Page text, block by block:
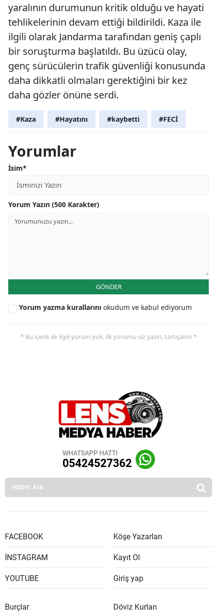
yaralının durumunun kritik olduğu ve hayati
tehlikelerinin devam ettiği bildirildi. Kaza ile
ilgili olarak Jandarma tarafından geniş çaplı
bir soruşturma başlatıldı. Bu üzücü olay,
genç sürücülerin trafik güvenliği konusunda
daha dikkatli olmaları gerektiğini bir kez
daha gözler önüne serdi.
#Kaza #Hayatını #kaybetti #FECİ
Yorumlar
İsim*
Yorum Yazın (500 Karakter)
GÖNDER
Yorum yazma kurallarını okudum ve kabul ediyorum
* Bu içerik ile ilgili yorum yok, ilk yorumu siz yazın, tartışalım *
WHATSAPP HATTI
05424527362
FACEBOOK
İNSTAGRAM
YOUTUBE
Köşe Yazarları
Kayıt Ol
Giriş yap
Burçlar Döviz Kurları